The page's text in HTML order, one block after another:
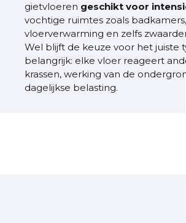
gietvloeren geschikt voor
vochtige ruimtes zoals badkamers,
vloerverwarming en zelfs
Wel blijft de keuze voor het juiste
belangrijk: elke vloer reageert
krassen, werking van de
dagelijkse belasting.